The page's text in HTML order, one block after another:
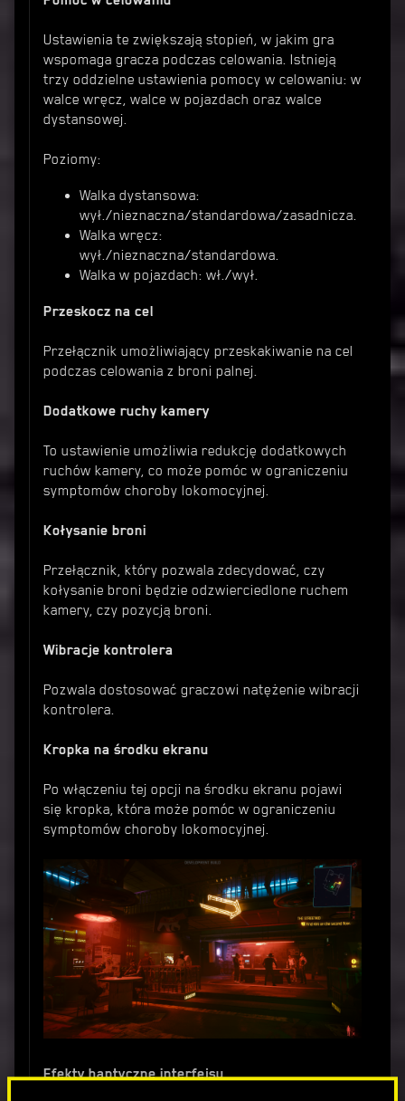
Ustawienia te zwiększają stopień, w jakim gra
wspomaga gracza podczas celowania. Istnieją
trzy oddzielne ustawienia pomocy w celowaniu: w
walce wręcz, walce w pojazdach oraz walce
dystansowej.
Poziomy:
Walka dystansowa:
wył./nieznaczna/standardowa/zasadnicza.
Walka wręcz:
wył./nieznaczna/standardowa.
Walka w pojazdach: wł./wył.
Przeskocz na cel
Przełącznik umożliwiający przeskakiwanie na cel
podczas celowania z broni palnej.
Dodatkowe ruchy kamery
To ustawienie umożliwia redukcję dodatkowych
ruchów kamery, co może pomóc w ograniczeniu
symptomów choroby lokomocyjnej.
Kołysanie broni
Przełącznik, który pozwala zdecydować, czy
kołysanie broni będzie odzwierciedlone ruchem
kamery, czy pozycją broni.
Wibracje kontrolera
Pozwala dostosować graczowi natężenie wibracji
kontrolera.
Kropka na środku ekranu
Po włączeniu tej opcji na środku ekranu pojawi
się kropka, która może pomóc w ograniczeniu
symptomów choroby lokomocyjnej.
Efekty haptyczne interfejsu